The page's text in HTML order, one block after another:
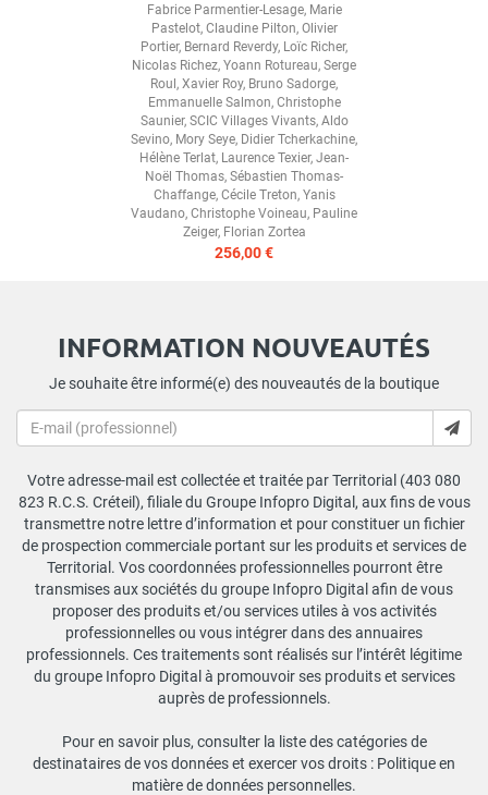
Fabrice Parmentier-Lesage, Marie
Pastelot, Claudine Pilton, Olivier
Portier, Bernard Reverdy, Loïc Richer,
Nicolas Richez, Yoann Rotureau, Serge
Roul, Xavier Roy, Bruno Sadorge,
Emmanuelle Salmon, Christophe
Saunier, SCIC Villages Vivants, Aldo
Sevino, Mory Seye, Didier Tcherkachine,
Hélène Terlat, Laurence Texier, Jean-
Noël Thomas, Sébastien Thomas-
Chaffange, Cécile Treton, Yanis
Vaudano, Christophe Voineau, Pauline
Zeiger, Florian Zortea
256,00 €
INFORMATION NOUVEAUTÉS
Je souhaite être informé(e) des nouveautés de la boutique
Votre adresse-mail est collectée et traitée par Territorial (403 080
823 R.C.S. Créteil), filiale du Groupe Infopro Digital, aux fins de vous
transmettre notre lettre d’information et pour constituer un fichier
de prospection commerciale portant sur les produits et services de
Territorial. Vos coordonnées professionnelles pourront être
transmises aux sociétés du groupe Infopro Digital afin de vous
proposer des produits et/ou services utiles à vos activités
professionnelles ou vous intégrer dans des annuaires
professionnels. Ces traitements sont réalisés sur l’intérêt légitime
du groupe Infopro Digital à promouvoir ses produits et services
auprès de professionnels.
Pour en savoir plus, consulter la liste des catégories de
destinataires de vos données et exercer vos droits : Politique en
matière de données personnelles.